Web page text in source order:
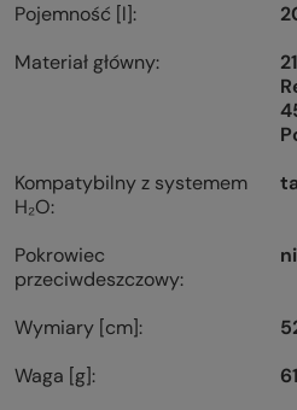
Pojemność [l]
Materiał główny
Kompatybilny z systemem
H₂O
Pokrowiec
przeciwdeszczowy
Wymiary [cm]
Waga [g]